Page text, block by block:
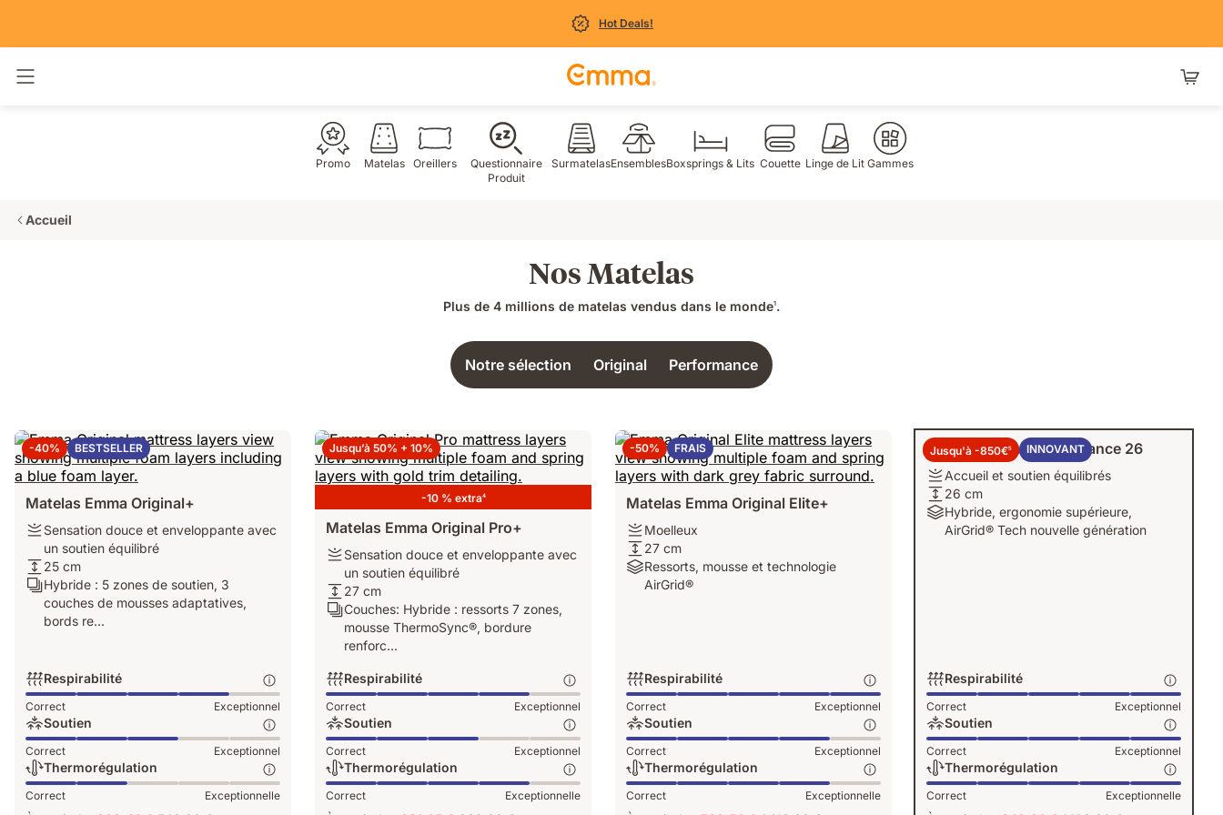
Hot Deals!
Promo Matelas Oreillers
Questionnaire
Produit
SurmatelasEnsemblesBoxsprings & Lits Couette Linge de Lit Gammes
Accueil
Nos Matelas
Plus de 4 millions de matelas vendus dans le monde1.
Notre sélection Original Performance
-40% BESTSELLER
Matelas Emma Original+
Fermeté:
Sensation
douce
et
enveloppante
avec
équilibré
Sensation douce et enveloppante avec
un soutien équilibré
Hauteur:
25
25 cm
Calques:
Hybride
de
soutien,
3
couches
de
mousses
adaptatives,
bords
Hybride : 5 zones de soutien, 3
couches de mousses adaptatives,
bords re...
Respirabilité
Respirabilité:
Exceptionnel,
4
sur
5
Correct Exceptionnel
Soutien
Soutien:
Exceptionnel,
3
sur
Correct Exceptionnel
Thermorégulation
Thermorégulation:
Correct Exceptionnelle
Jusqu’à 50% + 10%
-10 % extra4
Matelas Emma Original Pro+
Fermeté:
Sensation
douce
et
enveloppante
avec
soutien
équilibré
Sensation douce et enveloppante avec
un soutien équilibré
Hauteur:
27
27 cm
Calques:
Couches:
Hybride
ressorts
7
zones,
mousse
ThermoSync®,
bordure
renforcée
Couches: Hybride : ressorts 7 zones,
mousse ThermoSync®, bordure
renforc...
Respirabilité
Respirabilité:
Exceptionnel,
4
sur
5
Correct Exceptionnel
Soutien
Soutien:
Exceptionnel,
3
sur
Correct Exceptionnel
Thermorégulation
Thermorégulation:
Correct Exceptionnelle
-50% FRAIS
Matelas Emma Original Elite+
Moelleux
Moelleux
27
cm
27 cm
Ressorts,
mousse
Ressorts, mousse et technologie
AirGrid®
Respirabilité
Respirabilité:
Exceptionnel,
5
sur
5
Correct Exceptionnel
Soutien
Soutien:
Exceptionnel,
4
sur
Correct Exceptionnel
Thermorégulation
Thermorégulation:
Correct Exceptionnelle
Jusqu'à -850€5 INNOVANT
Matelas Emma Performance 26
Fermeté:
Accueil
et
soutien
Accueil et soutien équilibrés
Hauteur:
26
26 cm
Matériels:
Hybride,
Hybride, ergonomie supérieure,
AirGrid® Tech nouvelle génération
Respirabilité
Respirabilité:
Exceptionnel,
5
sur
5
Correct Exceptionnel
Soutien
Soutien:
Exceptionnel,
5
sur
Correct Exceptionnel
Thermorégulation
Thermorégulation:
Correct Exceptionnelle